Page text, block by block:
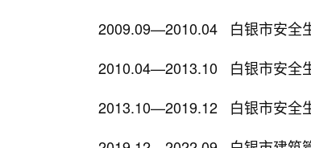
2009.09—2010.04 白银市安全生
2010.04—2013.10 白银市安全生
2013.10—2019.12 白银市安全生